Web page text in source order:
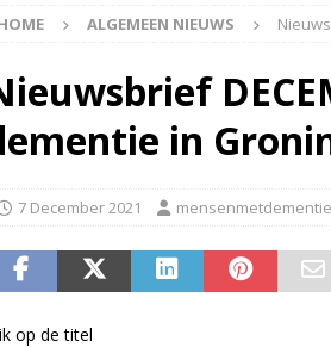
APPINGEDAM
[ 6 May 2026 ] Zorg jij
[ 3 May 2026 ]
ALGEMEEN NIEUWS
ALGEMEEN NIEUWS
in
7 December 2021
op de titel